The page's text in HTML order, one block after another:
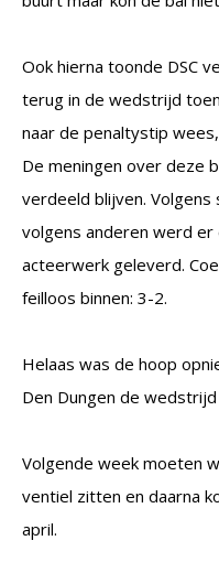
Ook hierna toonde DSC
terug in de wedstrijd
naar de penaltystip
De meningen over deze
verdeeld blijven.
volgens anderen werd
acteerwerk geleverd.
feilloos binnen: 3-2.
Helaas was de hoop
Den Dungen de
Volgende week moeten
ventiel zitten en daarna
april.